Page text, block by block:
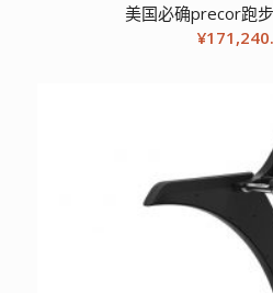
美国必确precor跑
¥